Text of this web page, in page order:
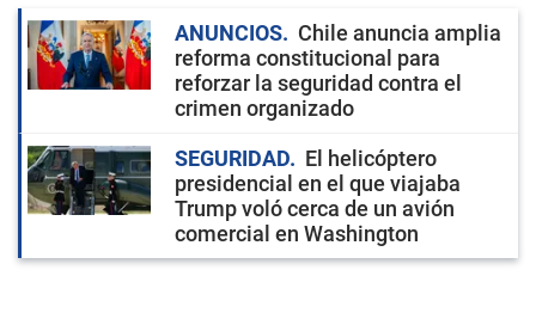
ANUNCIOS
Chile anuncia amplia
reforma constitucional para
reforzar la seguridad contra el
crimen organizado
SEGURIDAD
El helicóptero
presidencial en el que viajaba
Trump voló cerca de un avión
comercial en Washington